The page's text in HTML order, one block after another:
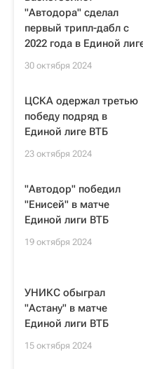
"Автодора" сделал
первый трипл-дабл с
2022 года в Единой
30 октября 2024
ЦСКА одержал третью
победу подряд в
Единой лиге ВТБ
23 октября 2024
"Автодор" победил
"Енисей" в матче
Единой лиги ВТБ
19 октября 2024
УНИКС обыграл
"Астану" в матче
Единой лиги ВТБ
15 октября 2024